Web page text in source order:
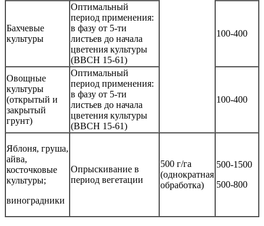
Бахчевые
культуры
Оптимальный
период применения:
в фазу от 5-ти
листьев до начала
цветения культуры
(ВВСН 15-61)
100-400
Овощные
культуры
(открытый и
закрытый
грунт)
Оптимальный
период применения:
в фазу от 5-ти
листьев до начала
цветения культуры
(ВВСН 15-61)
100-400
Яблоня, груша,
айва,
косточковые
культуры;
виноградники
Опрыскивание в
период вегетации
500 г/га
(однократная
обработка)
500-1500
500-800